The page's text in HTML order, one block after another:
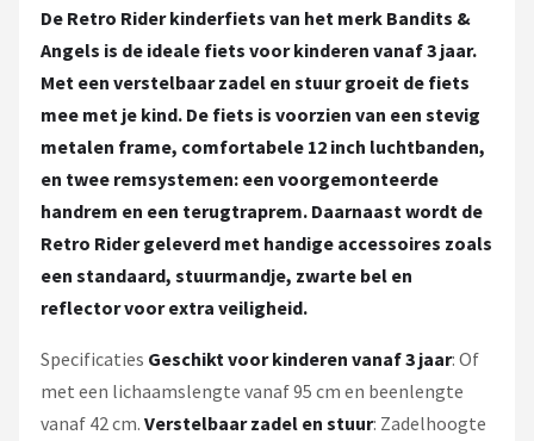
De Retro Rider kinderfiets van het merk Bandits &
Angels is de ideale fiets voor kinderen vanaf 3 jaar.
Met een verstelbaar zadel en stuur groeit de fiets
mee met je kind. De fiets is voorzien van een stevig
metalen frame, comfortabele 12 inch luchtbanden,
en twee remsystemen: een voorgemonteerde
handrem en een terugtraprem. Daarnaast wordt de
Retro Rider geleverd met handige accessoires zoals
een standaard, stuurmandje, zwarte bel en
reflector voor extra veiligheid.
Specificaties Geschikt voor kinderen vanaf 3 jaar: Of
met een lichaamslengte vanaf 95 cm en beenlengte
vanaf 42 cm. Verstelbaar zadel en stuur: Zadelhoogte